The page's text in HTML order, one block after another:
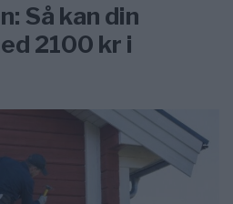
Så kan din
2100 kr i